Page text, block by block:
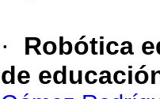
·
Robótica
de